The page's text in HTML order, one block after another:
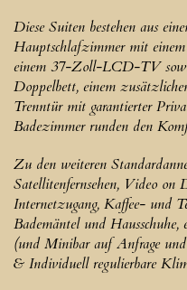
Diese Suiten bestehen aus
Hauptschlafzimmer mit
einem 37-Zoll-LCD-TV
Doppelbett, einem
Trenntür mit garantierter
Badezimmer runden den
Zu den weiteren
Satellitenfernsehen, Video
Internetzugang, Kaffee- und
Bademäntel und
(und Minibar auf Anfrage
& Individuell regulierbare